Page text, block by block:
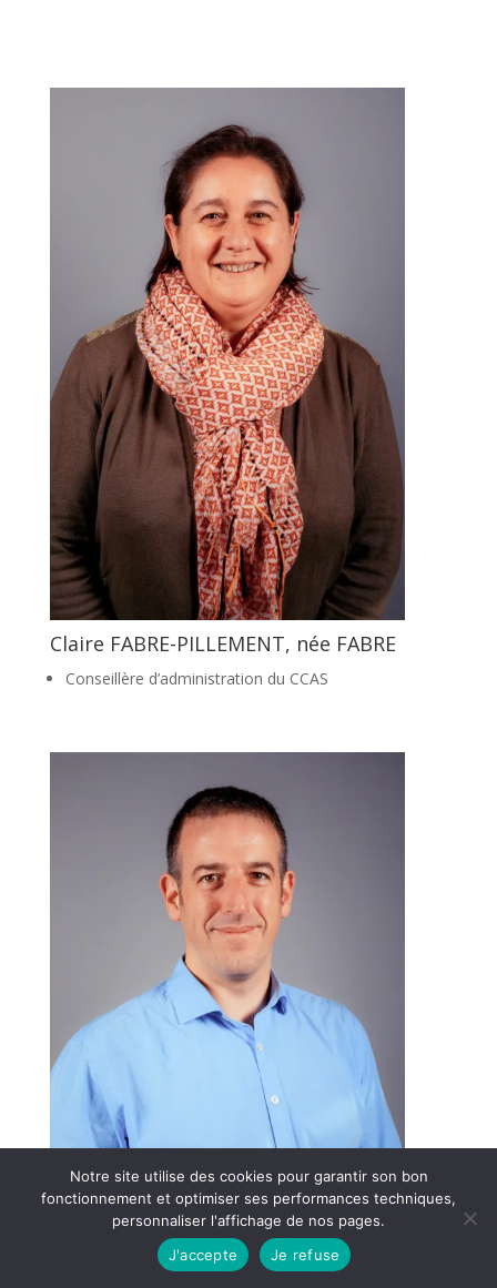
Claire FABRE-PILLEMENT, née FABRE
Conseillère d’administration du CCAS
Notre site utilise des cookies pour garantir son bon
fonctionnement et optimiser ses performances techniques,
personnaliser l'affichage de nos pages.
J'accepte
Je refuse